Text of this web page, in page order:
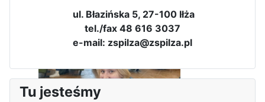
ul. Błazińska 5, 27-100 Iłża
tel./fax 48 616 3037
e-mail: zspilza@zspilza.pl
Tu jesteśmy